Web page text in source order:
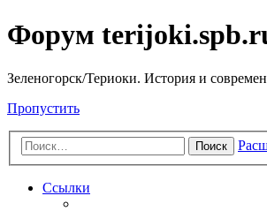
Форум
Зеленогорск/Териоки. История и
Пропустить
Поиск
Ссылки